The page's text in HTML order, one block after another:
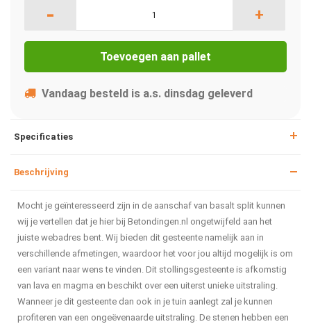
- +
Toevoegen aan pallet
Vandaag besteld is a.s. dinsdag geleverd
Specificaties
Beschrijving
Mocht je geïnteresseerd zijn in de aanschaf van basalt split kunnen
wij je vertellen dat je hier bij Betondingen.nl ongetwijfeld aan het
juiste webadres bent. Wij bieden dit gesteente namelijk aan in
verschillende afmetingen, waardoor het voor jou altijd mogelijk is om
een variant naar wens te vinden. Dit stollingsgesteente is afkomstig
van lava en magma en beschikt over een uiterst unieke uitstraling.
Wanneer je dit gesteente dan ook in je tuin aanlegt zal je kunnen
profiteren van een ongeëvenaarde uitstraling. De stenen hebben een